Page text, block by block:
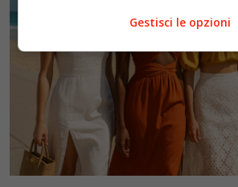
Gestisci le opzioni